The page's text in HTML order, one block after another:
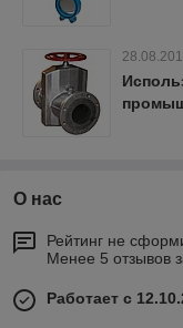
О нас
Рейтинг не
Менее 5 отзывов
Работает с